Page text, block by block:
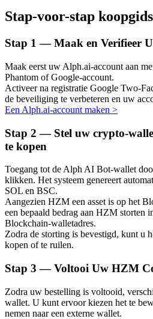
Grijp langetermijnwinst en
Leer staken
Meer informatie over het
Bitrue
AI
Stap-voor-stap
Stap 1 —Maak en Verifieer
Maak eerst uw Alph.ai-account aan
Phantom of Google-account.
Activeer na registratie Google Two-
de beveiliging te verbeteren en uw
Een Alph.ai-account maken >
Stap 2 — Stel uw crypto-
te kopen
Toegang tot de Alph AI Bot-wallet
klikken. Het systeem genereert
SOL en BSC.
Aangezien HZM een asset is op het
een bepaald bedrag aan HZM storten
Blockchain-walletadres.
Zodra de storting is bevestigd, kunt u
kopen of te ruilen.
Stap 3 —Voltooi Uw HZM
Zodra uw bestelling is voltooid,
wallet. U kunt ervoor kiezen het te
nemen naar een externe wallet.